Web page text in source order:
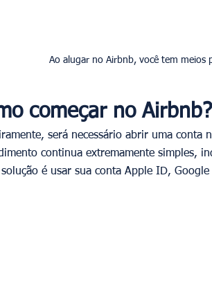
começar no Airbnb?
será necessário abrir uma conta
continua extremamente simples,
é usar sua conta Apple ID, Google